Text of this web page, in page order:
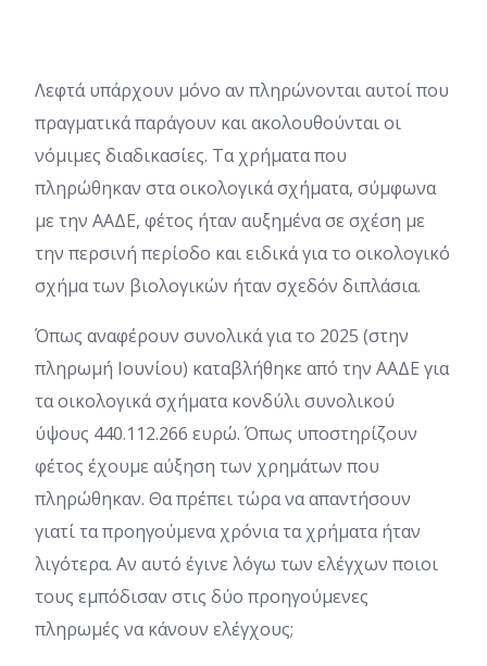
Λεφτά υπάρχουν μόνο αν πληρώνονται αυτοί που
πραγματικά παράγουν και ακολουθούνται οι
νόμιμες διαδικασίες. Τα χρήματα που
πληρώθηκαν στα οικολογικά σχήματα, σύμφωνα
με την ΑΑΔΕ, φέτος ήταν αυξημένα σε σχέση με
την περσινή περίοδο και ειδικά για το οικολογικό
σχήμα των βιολογικών ήταν σχεδόν διπλάσια.
Όπως αναφέρουν συνολικά για το 2025 (στην
πληρωμή Ιουνίου) καταβλήθηκε από την ΑΑΔΕ για
τα οικολογικά σχήματα κονδύλι συνολικού
ύψους 440.112.266 ευρώ. Όπως υποστηρίζουν
φέτος έχουμε αύξηση των χρημάτων που
πληρώθηκαν. Θα πρέπει τώρα να απαντήσουν
γιατί τα προηγούμενα χρόνια τα χρήματα ήταν
λιγότερα. Αν αυτό έγινε λόγω των ελέγχων ποιοι
τους εμπόδισαν στις δύο προηγούμενες
πληρωμές να κάνουν ελέγχους;